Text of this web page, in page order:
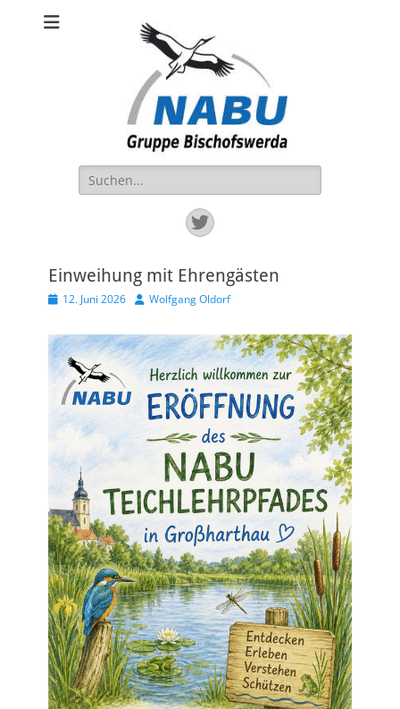
NABU BIW
Die Ortsgruppe NABU-BIW ist aktiv für die Natur im Raum
Bischofswerda und Großharthau.
Suchen
nach:
Twitter
Einweihung mit Ehrengästen
Veröffentlicht
12. Juni 2026 AutorWolfgang Oldorf